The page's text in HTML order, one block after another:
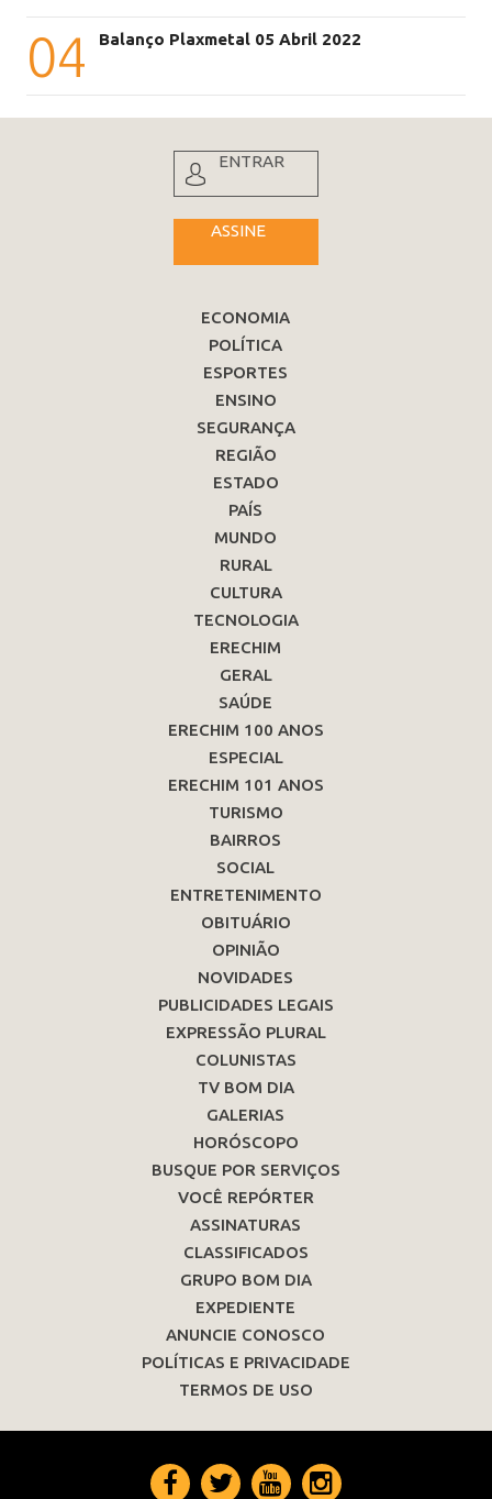
04
Balanço Plaxmetal 05 Abril 2022
ENTRAR
ASSINE
ECONOMIA
POLÍTICA
ESPORTES
ENSINO
SEGURANÇA
REGIÃO
ESTADO
PAÍS
MUNDO
RURAL
CULTURA
TECNOLOGIA
ERECHIM
GERAL
SAÚDE
ERECHIM 100 ANOS
ESPECIAL
ERECHIM 101 ANOS
TURISMO
BAIRROS
SOCIAL
ENTRETENIMENTO
OBITUÁRIO
OPINIÃO
NOVIDADES
PUBLICIDADES LEGAIS
EXPRESSÃO PLURAL
COLUNISTAS
TV BOM DIA
GALERIAS
HORÓSCOPO
BUSQUE POR SERVIÇOS
VOCÊ REPÓRTER
ASSINATURAS
CLASSIFICADOS
GRUPO BOM DIA
EXPEDIENTE
ANUNCIE CONOSCO
POLÍTICAS E PRIVACIDADE
TERMOS DE USO